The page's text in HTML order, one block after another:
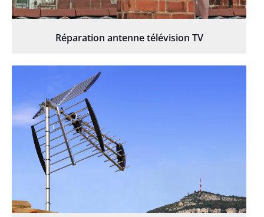
Réparation antenne télévision TV